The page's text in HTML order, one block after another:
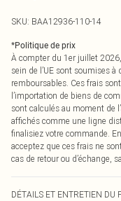
SKU: BAA12936-110-14
*Politique de prix
À compter du 1er juillet
sein de l’UE sont soumises
remboursables. Ces frais
l’importation de biens de
sont calculés au moment de
affichés comme une ligne
finalisiez votre commande.
acceptez que ces frais ne
cas de retour ou d’échange,
DÉTAILS ET ENTRETIEN DU